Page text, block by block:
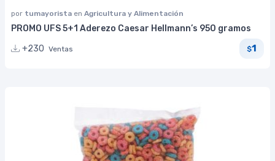
por tumayorista en Agricultura y Alimentación
PROMO UFS 5+1 Aderezo Caesar Hellmann’s 950 gramos
+230 Ventas $1